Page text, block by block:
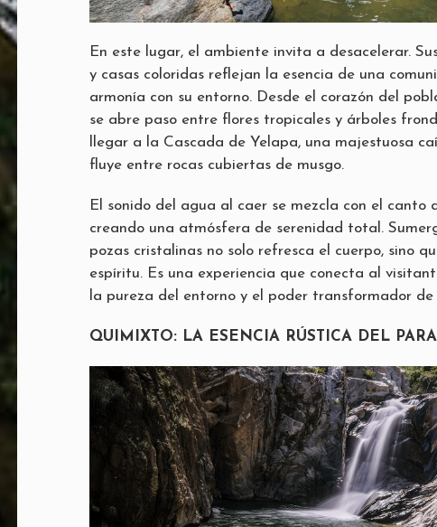
En este lugar, el ambiente invita a desacelerar.
y casas coloridas reflejan la esencia de una
armonía con su entorno. Desde el corazón del
se abre paso entre flores tropicales y árboles
llegar a la Cascada de Yelapa, una majestuosa
fluye entre rocas cubiertas de musgo.
El sonido del agua al caer se mezcla con el canto
creando una atmósfera de serenidad total.
pozas cristalinas no solo refresca el cuerpo, sino
espíritu. Es una experiencia que conecta al
la pureza del entorno y el poder transformador
QUIMIXTO: LA ESENCIA RÚSTICA DEL